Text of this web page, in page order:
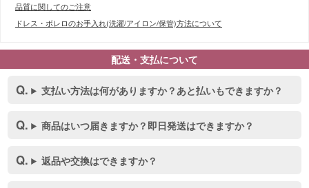
品質に関してのご注意
ドレス・ボレロのお手入れ(洗濯/アイロン/保管)方法について
配送・支払について
支払い方法は何がありますか？あと払いもできますか？
商品はいつ届きますか？即日発送はできますか？
返品や交換はできますか？